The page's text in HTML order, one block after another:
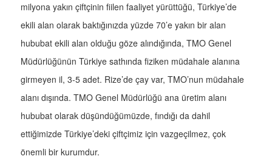
milyona yakın çiftçinin fiilen faaliyet yürüttüğü, Türkiye’de
ekili alan olarak baktığınızda yüzde 70’e yakın bir alan
hububat ekili alan olduğu göze alındığında, TMO Genel
Müdürlüğünün Türkiye sathında fiziken müdahale alanına
girmeyen il, 3-5 adet. Rize’de çay var, TMO’nun müdahale
alanı dışında. TMO Genel Müdürlüğü ana üretim alanı
hububat olarak düşündüğümüzde, fındığı da dahil
ettiğimizde Türkiye’deki çiftçimiz için vazgeçilmez, çok
önemli bir kurumdur.